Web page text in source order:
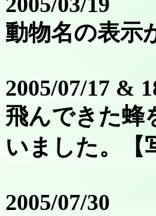
動物名の表示
2005/07/17 &
飛んできた蜂
いました。【
2005/07/30